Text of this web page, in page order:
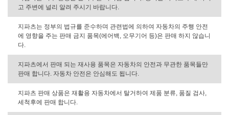
고 주변에 널리 알려 주시기 바랍니다.
지파츠는 정부의 법규를 준수하며 관련법에 의하여 자동차의 주행 안전
에 영향을 주는 판매 금지 품목(에어백, 오무기어 등)은 판매 하지 않습니
다.
지파츠에서 판매 되는 재사용 품목은 자동차의 안전과 무관한 품목들만
판매 합니다. 자동차 안전은 안심해도 됩니다.
지파츠 판매 상품은 재활용 자동차에서 탈거하여 제품 분류, 품질 검사,
세척후에 판매 합니다.